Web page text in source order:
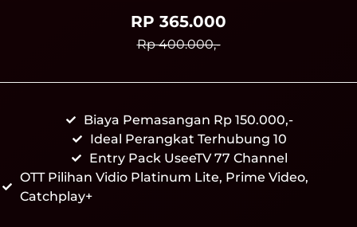
RP 365.000
Rp 400.000,-
Biaya Pemasangan Rp 150.000,-
Ideal Perangkat Terhubung 10
Entry Pack UseeTV 77 Channel
OTT Pilihan Vidio Platinum Lite, Prime Video,
Catchplay+